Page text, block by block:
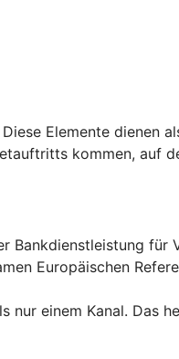
Elemente dienen
kommen, auf
für
Europäischen
einem Kanal. Das